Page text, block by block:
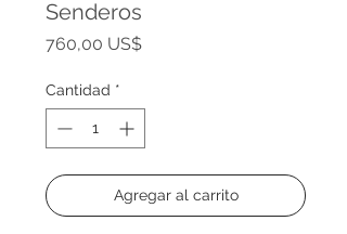
Senderos
760,00 US$Precio
Cantidad *
Agregar al carrito